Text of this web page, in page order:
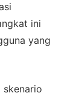
ini
yang
skenario